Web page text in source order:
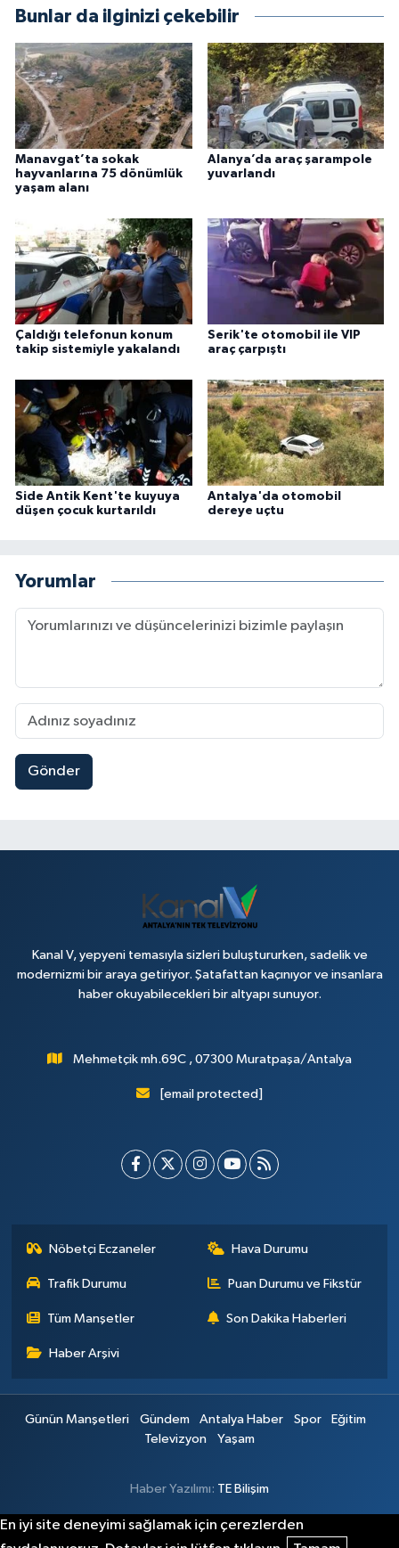
Bunlar da ilginizi çekebilir
Manavgat’ta sokak
hayvanlarına 75 dönümlük
yaşam alanı
Alanya’da araç şarampole
yuvarlandı
Çaldığı telefonun konum
takip sistemiyle yakalandı
Serik'te otomobil ile VIP
araç çarpıştı
Side Antik Kent'te kuyuya
düşen çocuk kurtarıldı
Antalya'da otomobil
dereye uçtu
Yorumlar
Gönder
Kanal V, yepyeni temasıyla sizleri buluştururken, sadelik ve
modernizmi bir araya getiriyor. Şatafattan kaçınıyor ve insanlara
haber okuyabilecekleri bir altyapı sunuyor.
Mehmetçik mh.69C , 07300 Muratpaşa/Antalya
[email protected]
Nöbetçi Eczaneler Hava Durumu
Trafik Durumu Puan Durumu ve Fikstür
Tüm Manşetler Son Dakika Haberleri
Haber Arşivi
Günün Manşetleri Gündem Antalya Haber Spor
Eğitim
Televizyon
Yaşam
Haber Yazılımı: TE Bilişim
En iyi site deneyimi sağlamak için çerezlerden